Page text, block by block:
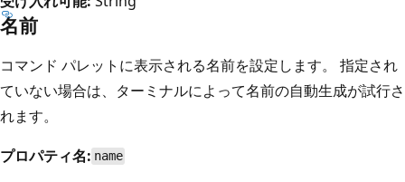
名前
コマンド パレットに表示される名前を設定します。 指定され
ていない場合は、ターミナルによって名前の自動生成が試行さ
れます。
プロパティ名: name